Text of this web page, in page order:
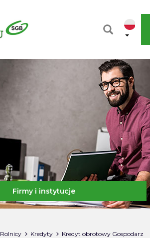
Firmy i instytucje
Rolnicy Kredyty Kredyt obrotowy Gospodarz